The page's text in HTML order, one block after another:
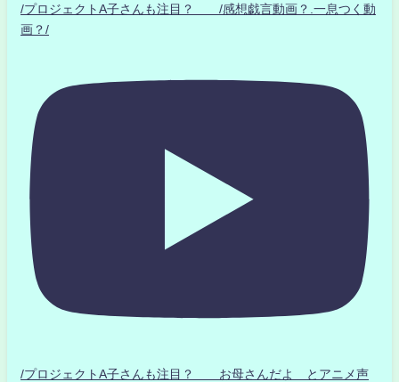
/プロジェクトA子さんも注目？ /感想戯言動画？.一息つく動
画？/
/プロジェクトA子さんも注目？ お母さんだよ とアニメ声